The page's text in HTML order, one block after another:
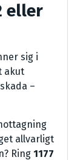
eller
sig i
akut
–
allvarligt
Ring 1177